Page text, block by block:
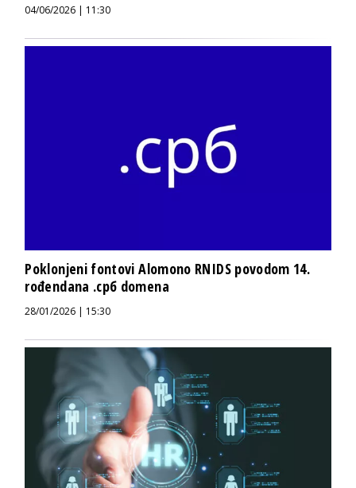
04/06/2026 | 11:30
Poklonjeni fontovi Alomono RNIDS povodom 14.
rođendana .срб domena
28/01/2026 | 15:30